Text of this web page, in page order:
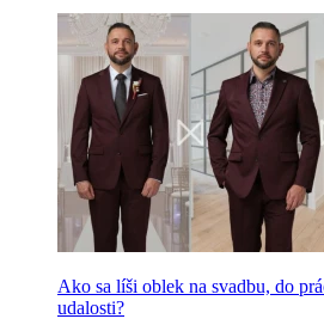
Ako sa líši oblek na svadbu, do
udalosti?